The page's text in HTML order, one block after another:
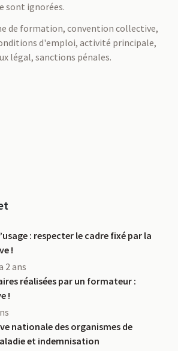
sont ignorées.
de formation, convention collective,
d'emploi, activité principale,
légal, sanctions pénales.
: respecter le cadre fixé par la
!
2 ans
réalisées par un formateur :
!
nationale des organismes de
et indemnisation